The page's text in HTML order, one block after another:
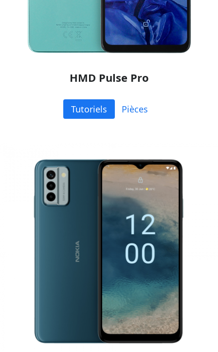
HMD Pulse Pro
Tutoriels Pièces